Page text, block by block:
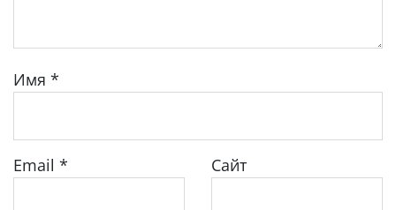
Имя *
Email * Сайт